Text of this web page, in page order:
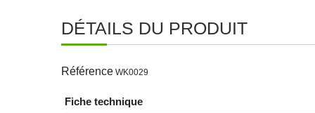
DÉTAILS DU PRODUIT
Référence WK0029
Fiche technique